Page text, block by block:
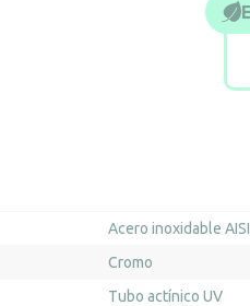
Acero inoxidable
Cromo
Tubo actínico UV